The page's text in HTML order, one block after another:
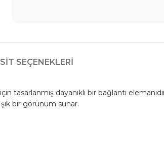
SEÇENEKLERI
dayanıklı bir bağlantı
bir görünüm sunar.